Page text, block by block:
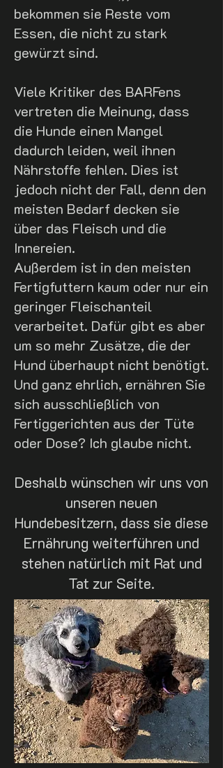
bekommen sie Reste vom
Essen, die nicht zu stark
gewürzt sind.
Viele Kritiker des BARFens
vertreten die Meinung, dass
die Hunde einen Mangel
dadurch leiden, weil ihnen
Nährstoffe fehlen. Dies ist
jedoch nicht der Fall, denn den
meisten Bedarf decken sie
über das Fleisch und die
Innereien.
Außerdem ist in den meisten
Fertigfuttern kaum oder nur ein
geringer Fleischanteil
verarbeitet. Dafür gibt es aber
um so mehr Zusätze, die der
Hund überhaupt nicht benötigt.
Und ganz ehrlich, ernähren Sie
sich ausschließlich von
Fertiggerichten aus der Tüte
oder Dose? Ich glaube nicht.
Deshalb wünschen wir uns von
unseren neuen
Hundebesitzern, dass sie diese
Ernährung weiterführen und
stehen natürlich mit Rat und
Tat zur Seite.